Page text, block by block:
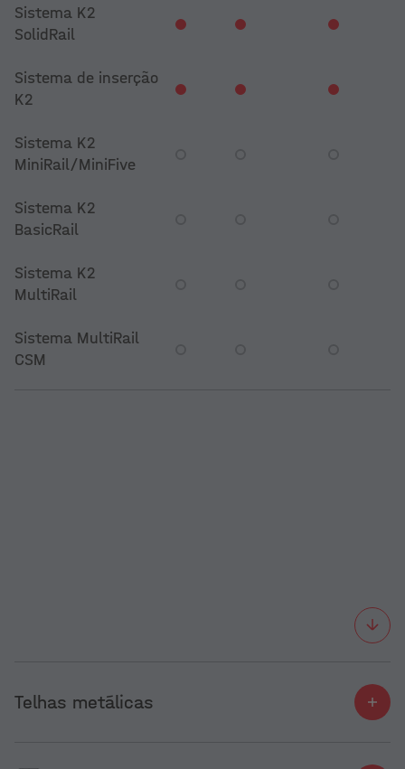
Sistema K2
SolidRail
Sistema de inserção
K2
Sistema K2
MiniRail/MiniFive
Sistema K2
BasicRail
Sistema K2
MultiRail
Sistema MultiRail
CSM
Telhas metálicas